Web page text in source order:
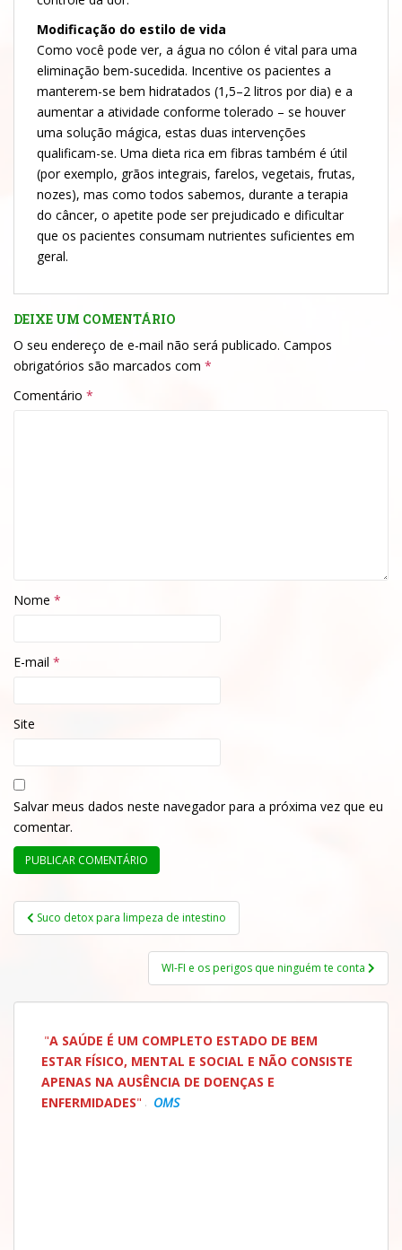
Modificação do estilo de vida
Como você pode ver, a água no cólon é vital para uma
eliminação bem-sucedida. Incentive os pacientes a
manterem-se bem hidratados (1,5–2 litros por dia) e a
aumentar a atividade conforme tolerado – se houver
uma solução mágica, estas duas intervenções
qualificam-se. Uma dieta rica em fibras também é útil
(por exemplo, grãos integrais, farelos, vegetais, frutas,
nozes), mas como todos sabemos, durante a terapia
do câncer, o apetite pode ser prejudicado e dificultar
que os pacientes consumam nutrientes suficientes em
geral.
DEIXE UM COMENTÁRIO
O seu endereço de e-mail não será publicado. Campos
obrigatórios são marcados com *
Comentário *
Nome *
E-mail *
Site
Salvar meus dados neste navegador para a próxima vez que eu
comentar.
Suco detox para limpeza de intestino
WI-FI e os perigos que ninguém te conta
"A SAÚDE É UM COMPLETO ESTADO DE BEM
ESTAR FÍSICO, MENTAL E SOCIAL E NÃO CONSISTE
APENAS NA AUSÊNCIA DE DOENÇAS E
ENFERMIDADES" . OMS